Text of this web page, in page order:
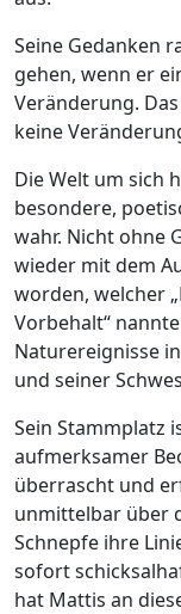
Seine Gedanken
gehen, wenn er
Veränderung.
keine
Die Welt um sich
besondere,
wahr. Nicht ohne
wieder mit dem
worden, welcher
Vorbehalt“
Naturereignisse
und seiner
Sein Stammplatz
aufmerksamer
überrascht und
unmittelbar über
Schnepfe ihre
sofort
hat Mattis an